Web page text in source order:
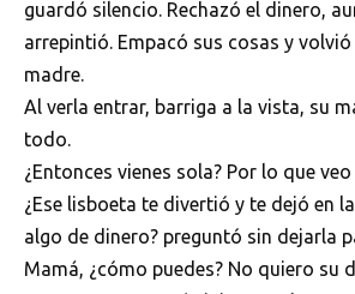
guardó silencio. Rechazó el dinero,
arrepintió. Empacó sus cosas y volvió
madre.
Al verla entrar, barriga a la vista, su
todo.
¿Entonces vienes sola? Por lo que
¿Ese lisboeta te divertió y te dejó en
algo de dinero? preguntó sin dejarla
Mamá, ¿cómo puedes? No quiero su